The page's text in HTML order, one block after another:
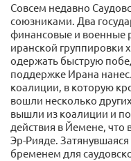
Совсем недавно
союзниками. Два
финансовые и военные
иранской группировки
одержать быструю
поддержке Ирана
коалиции, в которую
вошли несколько
вышли из коалиции и
действия в Йемене, что
Эр-Рияде.
бременем для